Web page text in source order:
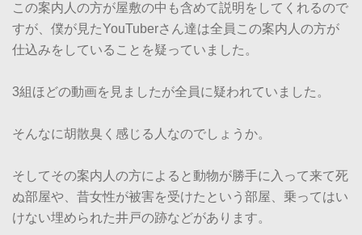
この案内人の方が屋敷の中も含めて説明をしてくれるので
すが、僕が見たYouTuberさん達は全員この案内人の方が
仕込みをしていることを疑っていました。
3組ほどの動画を見ましたが全員に疑われていました。
そんなに胡散臭く感じる人なのでしょうか。
そしてその案内人の方によると動物が勝手に入って来て死
ぬ部屋や、昔女性が被害を受けたという部屋、乗ってはい
けない埋められた井戸の跡などがあります。